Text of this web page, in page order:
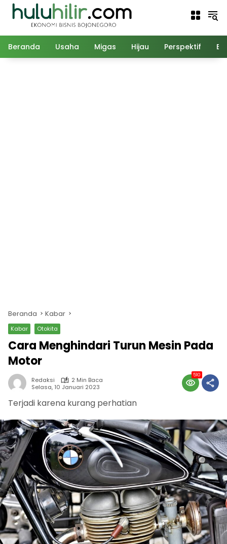
Langsung
Beranda Usaha Migas Hijau Perspektif
Beranda Kabar
Kabar Otokita
Cara Menghindari Turun Mesin Pada
Motor
Redaksi
2 Min Baca
Selasa, 10 Januari 2023
510
Terjadi karena kurang perhatian